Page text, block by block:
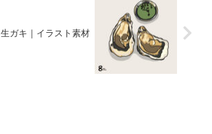
生ガキ｜イラスト素材